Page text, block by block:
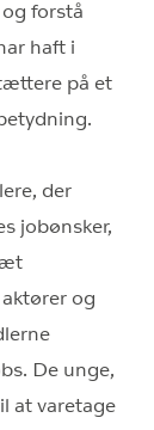
forstå
haft i
på et
der
jobønsker,
og
De unge,
at varetage